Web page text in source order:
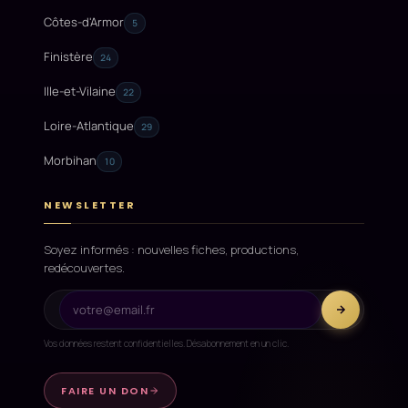
Côtes-d'Armor 5
Finistère 24
Ille-et-Vilaine 22
Loire-Atlantique 29
Morbihan 10
NEWSLETTER
Soyez informés : nouvelles fiches, productions,
redécouvertes.
Vos données restent confidentielles. Désabonnement en un clic.
FAIRE UN DON